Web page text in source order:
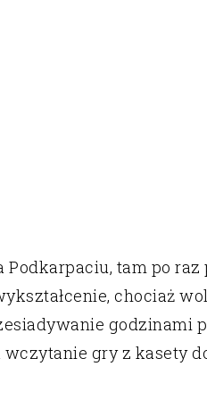
Podkarpaciu, tam po
chociaż
godzinami
gry z kasety